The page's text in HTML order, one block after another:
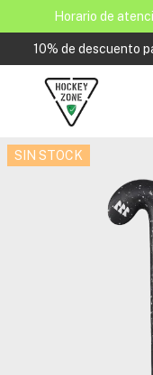
Horario de
10% de descuento
SIN STOCK